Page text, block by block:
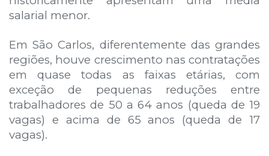
salarial menor.
Em São Carlos, diferentemente das grandes
regiões, houve crescimento nas contratações
em quase todas as faixas etárias, com
exceção de pequenas reduções entre
trabalhadores de 50 a 64 anos (queda de 19
vagas) e acima de 65 anos (queda de 17
vagas).